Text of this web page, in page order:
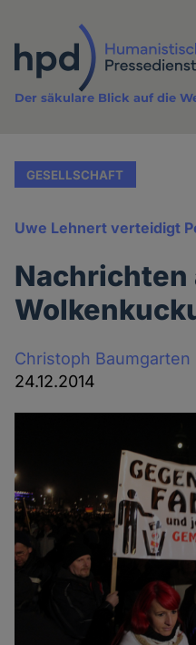
Inhalt
Der säkulare Blick auf die
GESELLSCHAFT
Uwe Lehnert verteidigt
Nachrichten
Christoph Baumgarten
24.12.2014